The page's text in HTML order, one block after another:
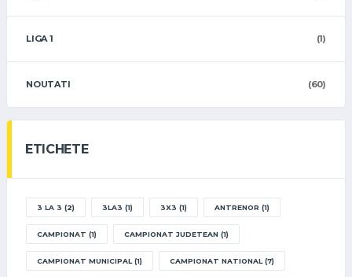
LIGA 1 (1)
NOUTATI (60)
ETICHETE
3 LA 3 (2) 3LA3 (1) 3X3 (1) ANTRENOR (1)
CAMPIONAT (1) CAMPIONAT JUDETEAN (1)
CAMPIONAT MUNICIPAL (1) CAMPIONAT NATIONAL (7)